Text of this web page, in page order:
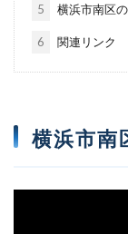
5 横浜市南区
6 関連リンク
横浜市南